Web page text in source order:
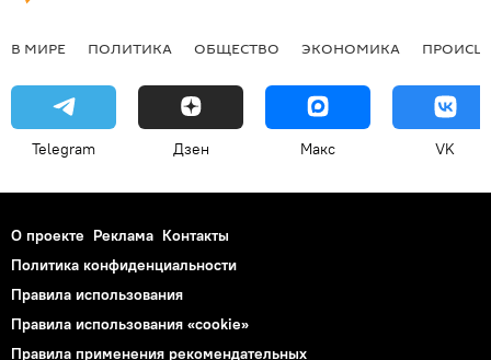
В МИРЕ ПОЛИТИКА ОБЩЕСТВО ЭКОНОМИКА
Telegram Дзен Макс VK
О проекте Реклама Контакты
Политика конфиденциальности
Правила использования
Правила использования «cookie»
Правила применения рекомендательных